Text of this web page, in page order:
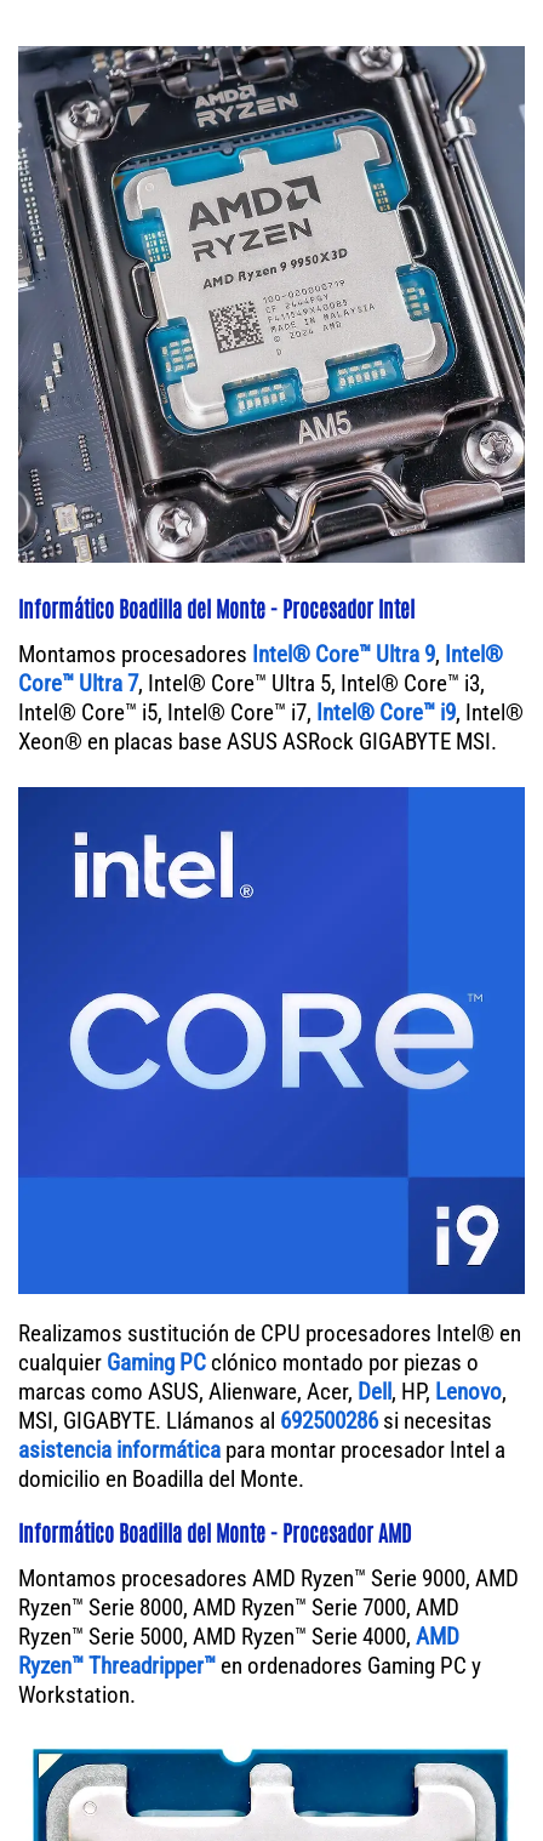
Informático Boadilla del Monte - Procesador Intel
Montamos procesadores Intel® Core™ Ultra 9, Intel®
Core™ Ultra 7, Intel® Core™ Ultra 5, Intel® Core™ i3,
Intel® Core™ i5, Intel® Core™ i7, Intel® Core™ i9, Intel®
Xeon® en placas base ASUS ASRock GIGABYTE MSI.
Realizamos sustitución de CPU procesadores Intel® en
cualquier Gaming PC clónico montado por piezas o
marcas como ASUS, Alienware, Acer, Dell, HP, Lenovo,
MSI, GIGABYTE. Llámanos al 692500286si necesitas
asistencia informática para montar procesador Intel a
domicilio en Boadilla del Monte.
Informático Boadilla del Monte - Procesador AMD
Montamos procesadores AMD Ryzen™ Serie 9000, AMD
Ryzen™ Serie 8000, AMD Ryzen™ Serie 7000, AMD
Ryzen™ Serie 5000, AMD Ryzen™ Serie 4000, AMD
Ryzen™ Threadripper™ en ordenadores Gaming PC y
Workstation.